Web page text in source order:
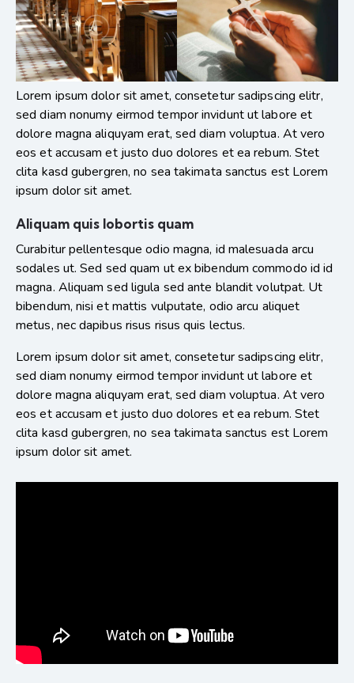
Lorem ipsum dolor sit amet, consetetur sadipscing elitr,
sed diam nonumy eirmod tempor invidunt ut labore et
dolore magna aliquyam erat, sed diam voluptua. At vero
eos et accusam et justo duo dolores et ea rebum. Stet
clita kasd gubergren, no sea takimata sanctus est Lorem
ipsum dolor sit amet.
Aliquam quis lobortis quam
Curabitur pellentesque odio magna, id malesuada arcu
sodales ut. Sed sed quam ut ex bibendum commodo id id
magna. Aliquam sed ligula sed ante blandit volutpat. Ut
bibendum, nisi et mattis vulputate, odio arcu aliquet
metus, nec dapibus risus risus quis lectus.
Lorem ipsum dolor sit amet, consetetur sadipscing elitr,
sed diam nonumy eirmod tempor invidunt ut labore et
dolore magna aliquyam erat, sed diam voluptua. At vero
eos et accusam et justo duo dolores et ea rebum. Stet
clita kasd gubergren, no sea takimata sanctus est Lorem
ipsum dolor sit amet.